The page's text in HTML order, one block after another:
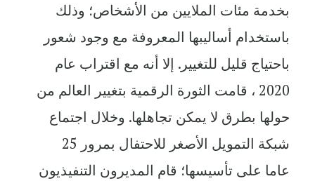
بخدمة مئات الملايين من الأشخاص؛ وذلك
باستخدام أساليبها المعروفة مع وجود شعور
باحتياج قليل للتغيير. إلا أنه مع اقتراب عام
2020 ، قامت الثورة الرقمية بتغيير العالم من
حولها بطرق لا يمكن تجاهلها. وخلال اجتماع
شبكة التمويل الأصغر للاحتفال بمرور 25
عاما على تأسيسها؛ قام المديرون التنفيذيون